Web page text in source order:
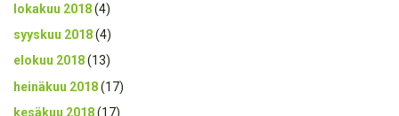
lokakuu 2018(4)
syyskuu 2018(4)
elokuu 2018(13)
heinäkuu 2018(17)
kesäkuu 2018(17)